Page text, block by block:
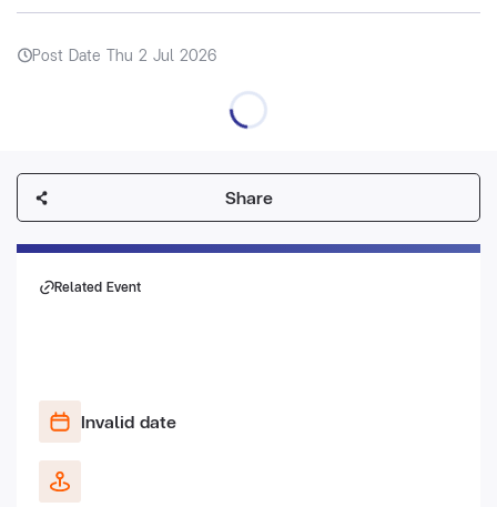
Post Date Thu 2 Jul 2026
Share
Related Event
Invalid date